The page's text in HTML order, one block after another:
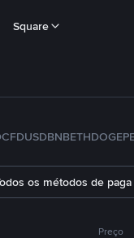
Square
FDUSDBNBETHDOGE
os métodos de
Preço